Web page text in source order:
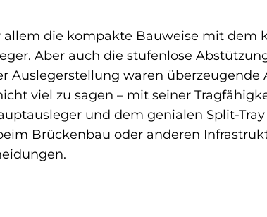
allem die kompakte Bauweise mit dem
Aber auch die stufenlose
Auslegerstellung waren überzeugende
viel zu sagen – mit seiner
und dem genialen Split-
Brückenbau oder anderen